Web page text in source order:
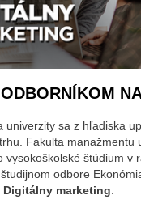
univerzity sa z hľadiska
Fakulta
vysokoškolské štúdium v
odbore
marketing